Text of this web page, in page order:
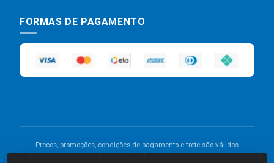
FORMAS DE PAGAMENTO
Preços, promoções, condições de pagamento e frete são válidos